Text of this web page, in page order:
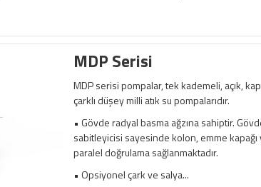
MDP Serisi
MDP serisi pompalar, tek kademeli, açık,
çarklı düşey milli atık su pompalarıdır.
• Gövde radyal basma ağzına sahiptir.
sabitleyicisi sayesinde kolon, emme kapağı
paralel doğrulama sağlanmaktadır.
• Opsiyonel çark ve salya...